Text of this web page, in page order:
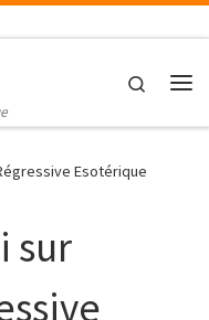
Search
Esotérique
sur